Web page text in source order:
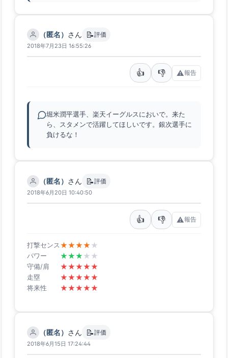
（匿名） さん 📝評価
2018年7月23日 16:55:26
👍 👎 ⚠️報告
堀米潤平選手、楽天イーグルスにおいで。来た
ら、スタメンで活躍してほしいです。銀次選手に
負けるな！
（匿名） さん 📝評価
2018年6月20日 10:40:50
👍 👎 ⚠️報告
打撃センス ★★★★★
パワー ★★★★ ★
守備/肩 ★★★★★
走塁 ★★★★★
将来性 ★★★★★
（匿名） さん 📝評価
2018年6月15日 17:24:44